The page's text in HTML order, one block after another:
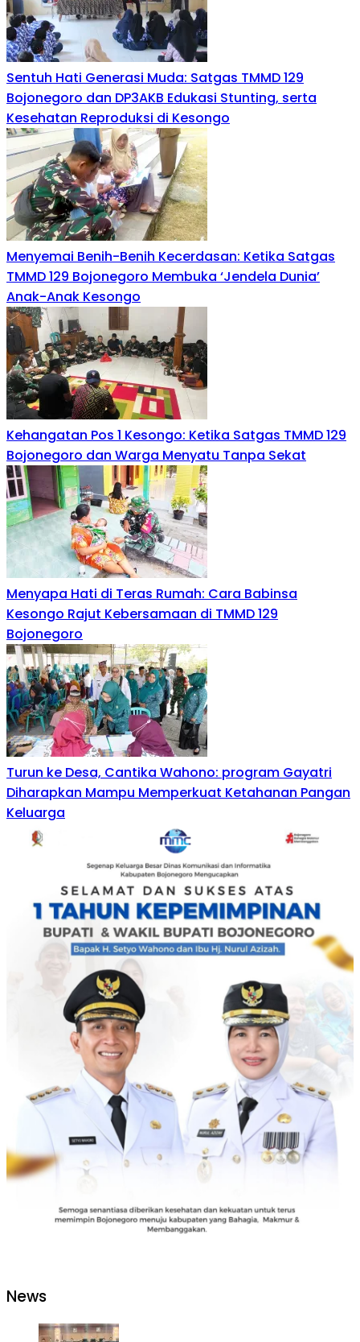
Sentuh Hati Generasi Muda: Satgas TMMD 129
Bojonegoro dan DP3AKB Edukasi Stunting, serta
Kesehatan Reproduksi di Kesongo
Menyemai Benih-Benih Kecerdasan: Ketika Satgas
TMMD 129 Bojonegoro Membuka ‘Jendela Dunia’
Anak-Anak Kesongo
Kehangatan Pos 1 Kesongo: Ketika Satgas TMMD 129
Bojonegoro dan Warga Menyatu Tanpa Sekat
Menyapa Hati di Teras Rumah: Cara Babinsa
Kesongo Rajut Kebersamaan di TMMD 129
Bojonegoro
Turun ke Desa, Cantika Wahono: program Gayatri
Diharapkan Mampu Memperkuat Ketahanan Pangan
Keluarga
News